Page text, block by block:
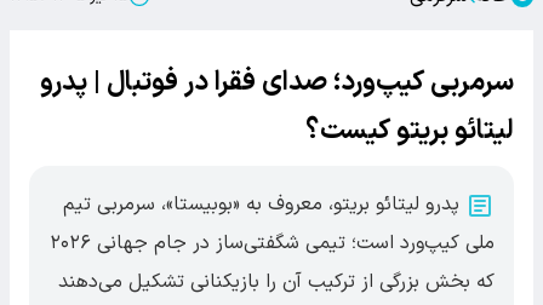
سرمربی کیپ‌ورد؛ صدای فقرا در فوتبال | پدرو
لیتائو بریتو کیست؟
پدرو لیتائو بریتو، معروف به «بوبیستا»، سرمربی تیم
ملی کیپ‌ورد است؛ تیمی شگفتی‌ساز در جام جهانی ۲۰۲۶
که بخش بزرگی از ترکیب آن را بازیکنانی تشکیل می‌دهند